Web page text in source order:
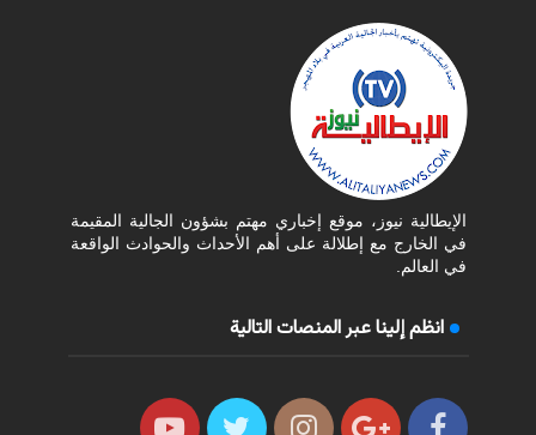
الإيطالية نيوز، موقع إخباري مهتم بشؤون الجالية المقيمة
في الخارج مع إطلالة على أهم الأحداث والحوادث الواقعة
في العالم.
انظم إلينا عبر المنصات التالية